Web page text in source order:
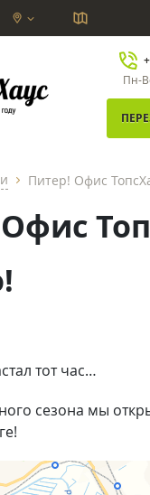
chevron_down
Пн-
chevron_right Питер! Офис
тот час…
сезона мы